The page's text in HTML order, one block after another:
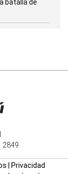
batalla de
2849
Privacidad